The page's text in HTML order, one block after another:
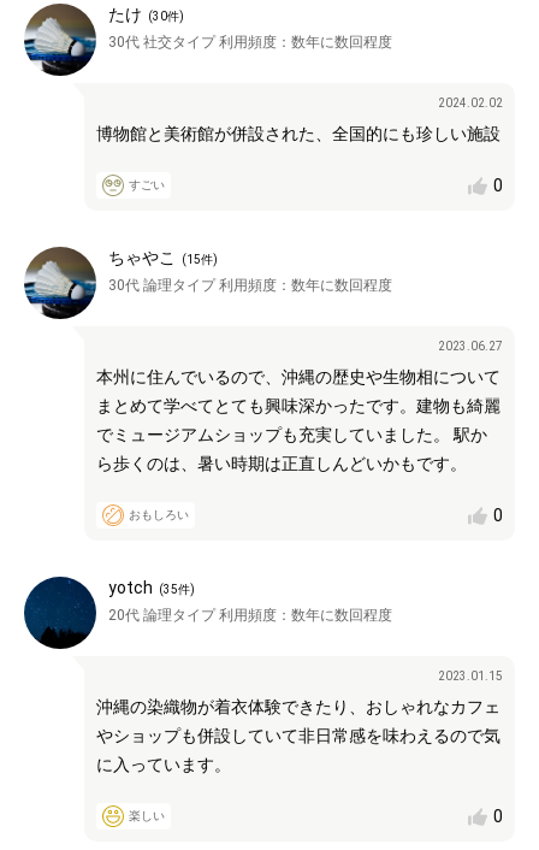
たけ (30件)
30代 社交タイプ利用頻度： 数年に数回程度
2024.02.02
博物館と美術館が併設された、全国的にも珍しい施設
すごい 0
ちゃやこ (15件)
30代 論理タイプ利用頻度： 数年に数回程度
2023.06.27
本州に住んでいるので、沖縄の歴史や生物相について
まとめて学べてとても興味深かったです。建物も綺麗
でミュージアムショップも充実していました。 駅か
ら歩くのは、暑い時期は正直しんどいかもです。
おもしろい 0
yotch (35件)
20代 論理タイプ利用頻度： 数年に数回程度
2023.01.15
沖縄の染織物が着衣体験できたり、おしゃれなカフェ
やショップも併設していて非日常感を味わえるので気
に入っています。
楽しい 0